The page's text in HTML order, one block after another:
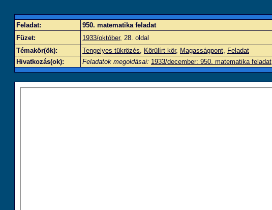
Feladat: 950. matematika feladat
Füzet:
1933/október, 28. oldal
Témakör(ök):
Tengelyes tükrözés, Körülírt kör, Magasságpont, Feladat
Hivatkozás(ok):
Feladatok megoldásai: 1933/december: 950. matematika feladat